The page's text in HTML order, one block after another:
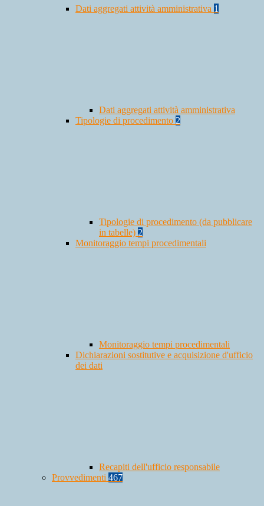
Dati aggregati attività amministrativa 1
Dati aggregati attività amministrativa
Tipologie di procedimento 2
Tipologie di procedimento (da pubblicare
in tabelle) 2
Monitoraggio tempi procedimentali
Monitoraggio tempi procedimentali
Dichiarazioni sostitutive e acquisizione d'ufficio
dei dati
Recapiti dell'ufficio responsabile
Provvedimenti 467